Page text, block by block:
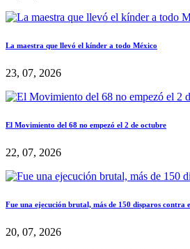
La maestra que llevó el kínder a todo México
23, 07, 2026
El Movimiento del 68 no empezó el 2 de octubre
22, 07, 2026
Fue una ejecución brutal, más de 150 disparos contra
20, 07, 2026